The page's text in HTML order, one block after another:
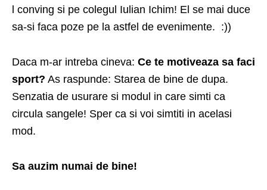
l conving si pe colegul Iulian Ichim! El se mai duce
sa-si faca poze pe la astfel de evenimente. :))
Daca m-ar intreba cineva: Ce te motiveaza sa faci
sport? As raspunde: Starea de bine de dupa.
Senzatia de usurare si modul in care simti ca
circula sangele! Sper ca si voi simtiti in acelasi
mod.
Sa auzim numai de bine!